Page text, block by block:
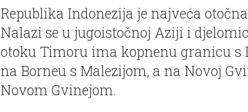
Republika Indonezija je najveća
Nalazi se u jugoistočnoj Aziji i
otoku Timoru ima kopnenu granicu s
na Borneu s Malezijom, a na Novoj
Novom Gvinejom.